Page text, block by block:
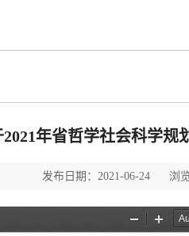
年省哲学社会科学规
发布日期：2021-06-24 浏